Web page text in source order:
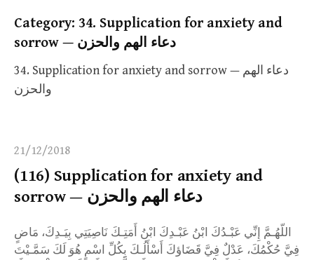
Category: 34. Supplication for anxiety and
sorrow — دعاء الهم والحزن
34. Supplication for anxiety and sorrow — دعاء الهم
والحزن
21/12/2018
(116) Supplication for anxiety and
sorrow — دعاء الهم والحزن
اللّهُـمَّ إِنِّي عَبْـدُكَ ابْنُ عَبْـدِكَ ابْنُ أَمَتِـكَ نَاصِيَتِي بِيَـدِكَ، مَاضٍ
فِيَّ حُكْمُكَ، عَدْلٌ فِيَّ قَضَاؤكَ أَسْأَلُـكَ بِكُلِّ اسْمٍ هُوَ لَكَ سَمَّـيْتَ